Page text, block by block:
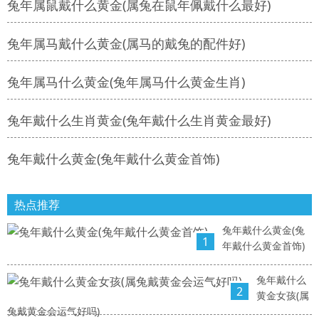
兔年属鼠戴什么黄金(属兔在鼠年佩戴什么最好)
兔年属马戴什么黄金(属马的戴兔的配件好)
兔年属马什么黄金(兔年属马什么黄金生肖)
兔年戴什么生肖黄金(兔年戴什么生肖黄金最好)
兔年戴什么黄金(兔年戴什么黄金首饰)
热点推荐
1
兔年戴什么黄金(兔
年戴什么黄金首饰)
2
兔年戴什么
黄金女孩(属
兔戴黄金会运气好吗)